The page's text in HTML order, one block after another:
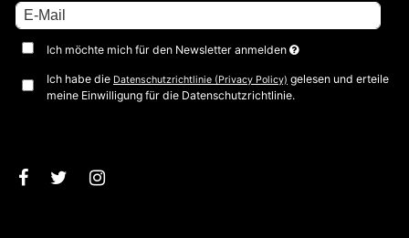
Ich möchte mich für den Newsletter anmelden
Ich habe die Datenschutzrichtlinie (Privacy Policy) gelesen und erteile
meine Einwilligung für die Datenschutzrichtlinie.